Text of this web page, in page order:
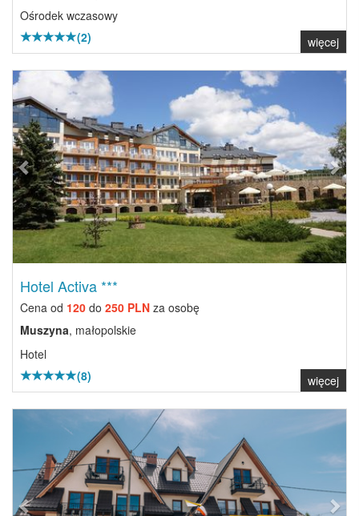
Ośrodek wczasowy
(2)
więcej
Previous Next
Hotel Activa ***
Cena od 120 do 250 PLN za osobę
Muszyna, małopolskie
Hotel
(8)
więcej
Previous Next